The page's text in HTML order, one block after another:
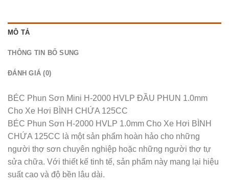
MÔ TẢ
THÔNG TIN BỔ SUNG
ĐÁNH GIÁ (0)
BÉC Phun Sơn Mini H-2000 HVLP ĐẦU PHUN 1.0mm
Cho Xe Hơi BÌNH CHỨA 125CC
BÉC Phun Sơn H-2000 HVLP 1.0mm Cho Xe Hơi BÌNH
CHỨA 125CC là một sản phẩm hoàn hảo cho những
người thợ sơn chuyên nghiệp hoặc những người thợ tự
sửa chữa. Với thiết kế tinh tế, sản phẩm này mang lại hiệu
suất cao và độ bền lâu dài.